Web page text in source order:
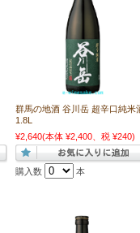
群馬の地酒 谷川岳 超辛口純米
1.8L
¥2,640(本体 ¥2,400、税 ¥240)
購入数 本